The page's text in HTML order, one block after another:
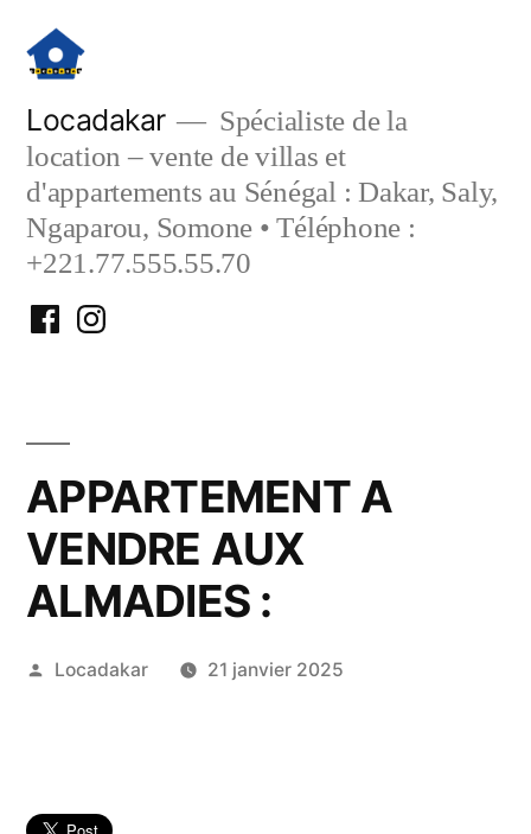
contenu
Locadakar
Spécialiste de la
location – vente de villas et
d'appartements au Sénégal : Dakar, Saly,
Ngaparou, Somone • Téléphone :
+221.77.555.55.70
FacebookInstagram
APPARTEMENT A
VENDRE AUX
ALMADIES :
Publié
Locadakar 21 janvier 2025